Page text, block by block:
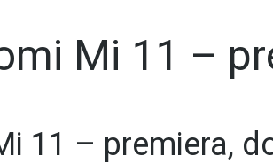
Mi 11 –
11 – premiera,